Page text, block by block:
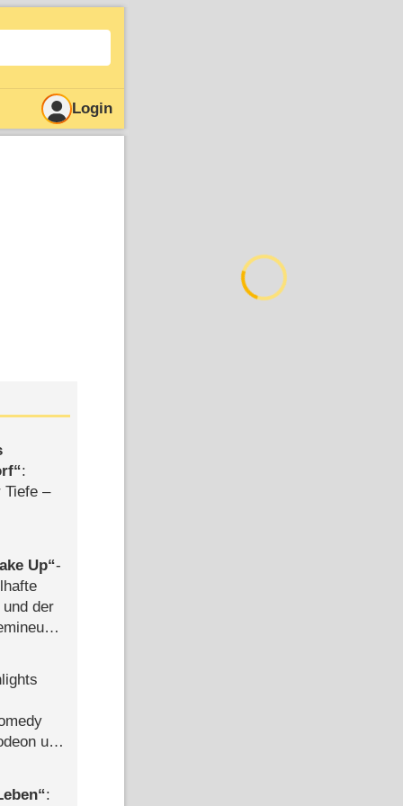
Login
:
Tiefe –
Up -
der
und
: